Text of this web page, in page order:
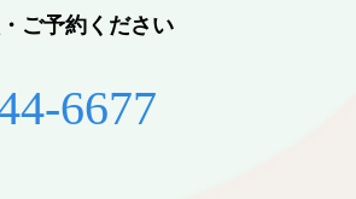
ご予約ください
6677